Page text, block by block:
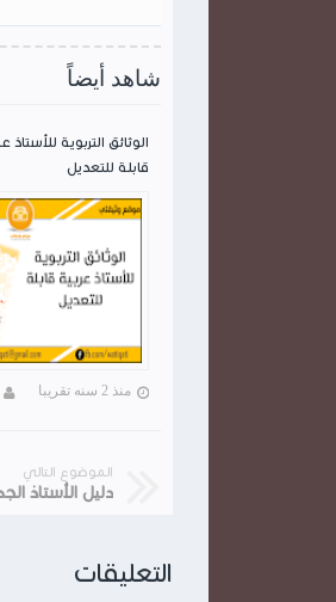
شاهد أيضاً
الوثائق التربوية
قابلة للتعديل
منذ 2 سنه تقريبا
الموضوع التالي
التعليقات